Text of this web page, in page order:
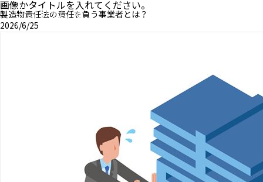
画像かタイトルを入れてください。
製造物責任法の責任を負う事業者とは？
2026/6/25